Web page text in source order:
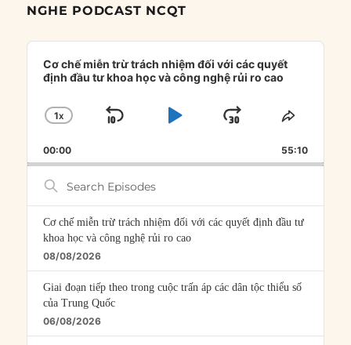
NGHE PODCAST NCQT
Audio
Player
Cơ chế miễn trừ trách nhiệm đối với các quyết
định đầu tư khoa học và công nghệ rủi ro cao
CHANGE
RATE
1X
SKIP
PLAYJUMP
FORWARD
SHARE
00:00 55:10
Search
Episodes
Cơ chế miễn trừ trách nhiệm đối với các quyết định đầu tư
khoa học và công nghệ rủi ro cao
08/08/2026
Giai đoạn tiếp theo trong cuộc trấn áp các dân tộc thiểu số
của Trung Quốc
06/08/2026